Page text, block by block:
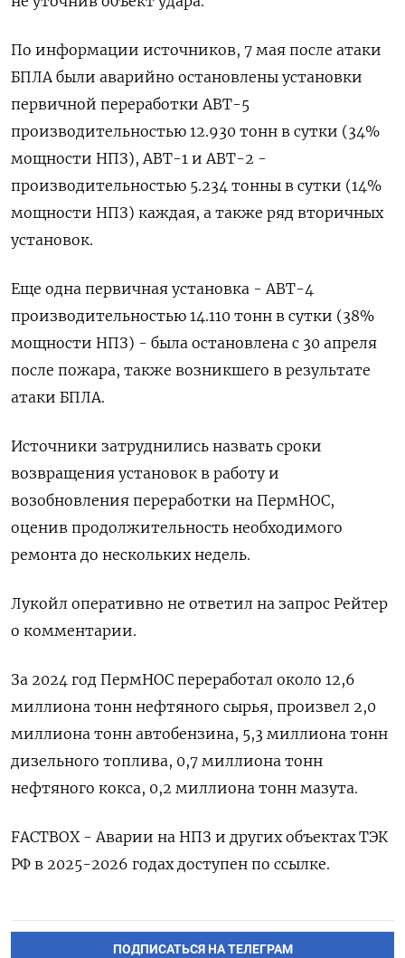
По информации источников, 7 мая ​после атаки
БПЛА были аварийно остановлены установки
первичной ‌переработки АВТ-5
производительностью 12.930 тонн в сутки (34% ​
мощности НПЗ), АВТ-1 и АВТ-2 -
производительностью 5.234 ‌тонны в сутки (14%
мощности НПЗ) каждая, а также ряд вторичных
установок.
Еще одна первичная установка - АВТ-4 ​
производительностью 14.110 тонн ​в сутки (38%
‌мощности НПЗ) - была остановлена с 30 апреля ​
после пожара, также возникшего в результате
атаки БПЛА.
Источники затруднились назвать сроки
возвращения установок в работу и
возобновления переработки на ПермНОС,
оценив продолжительность необходимого
ремонта до нескольких недель.
Лукойл оперативно не ответил на запрос Рейтер
о комментарии.
За 2024 ​год ПермНОС переработал ⁠около 12,6
миллиона тонн нефтяного сырья, произвел 2,0
миллиона тонн автобензина, ‌5,3 миллиона тонн
дизельного топлива, 0,7 миллиона тонн
‌нефтяного кокса, 0,2 миллиона тонн мазута.
FACTBOX - Аварии на ​НПЗ и других объектах ТЭК
РФ ‌в 2025-2026 годах доступен по ссылке.
ПОДПИСАТЬСЯ НА ТЕЛЕГРАМ